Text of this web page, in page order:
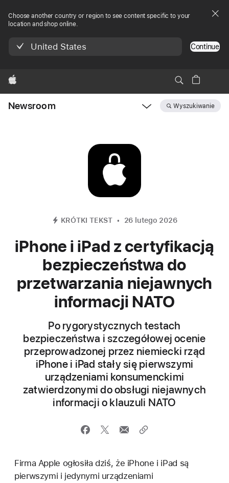
Choose another country or region to see content specific to your
location and shop online.
United States Continue
Apple
Newsroom Wyszukiwanie
KRÓTKI TEKST 26 lutego 2026
iPhone i iPad z certyfikacją
bezpieczeństwa do
przetwarzania niejawnych
informacji NATO
Po rygorystycznych testach
bezpieczeństwa i szczegółowej ocenie
przeprowadzonej przez niemiecki rząd
iPhone i iPad stały się pierwszymi
urządzeniami konsumenckimi
zatwierdzonymi do obsługi niejawnych
informacji o klauzuli NATO
Firma Apple ogłosiła dziś, że iPhone i iPad są
pierwszymi i jedynymi urządzeniami